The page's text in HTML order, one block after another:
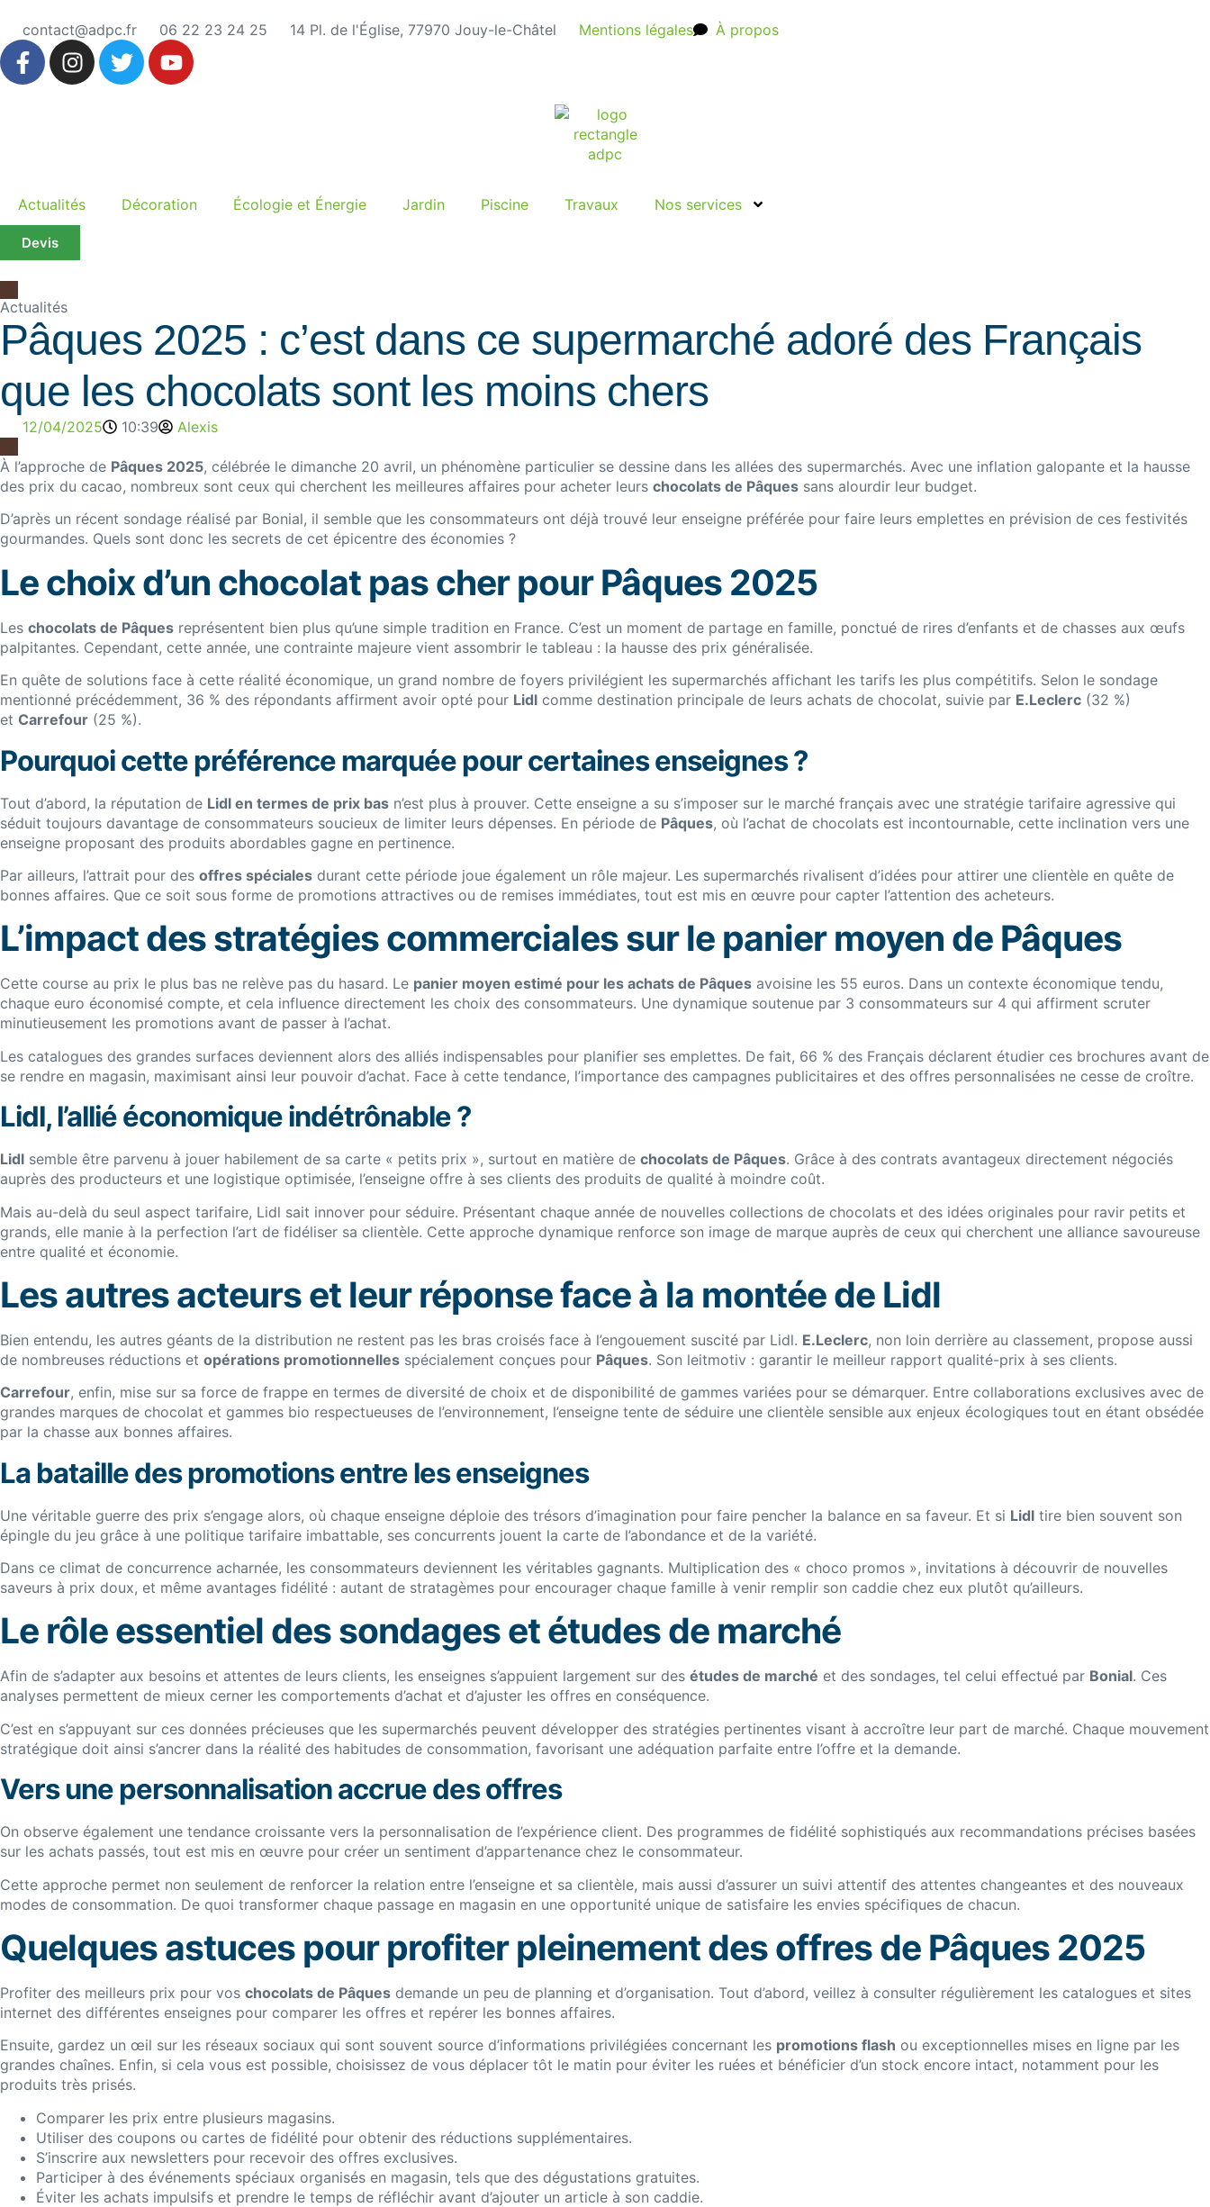
contact@adpc.fr 06 22 23 24 25 14 Pl. de l'Église, 77970 Jouy-le-Châtel Mentions légales À propos
Actualités Décoration Écologie et Énergie Jardin Piscine Travaux Nos services
Devis
Actualités
Pâques 2025 : c’est dans ce supermarché adoré des Français
que les chocolats sont les moins chers
12/04/2025 10:39 Alexis
À l’approche de Pâques 2025, célébrée le dimanche 20 avril, un phénomène particulier se dessine dans les allées des supermarchés. Avec une inflation galopante et la hausse
des prix du cacao, nombreux sont ceux qui cherchent les meilleures affaires pour acheter leurs chocolats de Pâques sans alourdir leur budget.
D’après un récent sondage réalisé par Bonial, il semble que les consommateurs ont déjà trouvé leur enseigne préférée pour faire leurs emplettes en prévision de ces festivités
gourmandes. Quels sont donc les secrets de cet épicentre des économies ?
Le choix d’un chocolat pas cher pour Pâques 2025
Les chocolats de Pâques représentent bien plus qu’une simple tradition en France. C’est un moment de partage en famille, ponctué de rires d’enfants et de chasses aux œufs
palpitantes. Cependant, cette année, une contrainte majeure vient assombrir le tableau : la hausse des prix généralisée.
En quête de solutions face à cette réalité économique, un grand nombre de foyers privilégient les supermarchés affichant les tarifs les plus compétitifs. Selon le sondage
mentionné précédemment, 36 % des répondants affirment avoir opté pour Lidl comme destination principale de leurs achats de chocolat, suivie par E.Leclerc (32 %)
et Carrefour (25 %).
Pourquoi cette préférence marquée pour certaines enseignes ?
Tout d’abord, la réputation de Lidl en termes de prix bas n’est plus à prouver. Cette enseigne a su s’imposer sur le marché français avec une stratégie tarifaire agressive qui
séduit toujours davantage de consommateurs soucieux de limiter leurs dépenses. En période de Pâques, où l’achat de chocolats est incontournable, cette inclination vers une
enseigne proposant des produits abordables gagne en pertinence.
Par ailleurs, l’attrait pour des offres spéciales durant cette période joue également un rôle majeur. Les supermarchés rivalisent d’idées pour attirer une clientèle en quête de
bonnes affaires. Que ce soit sous forme de promotions attractives ou de remises immédiates, tout est mis en œuvre pour capter l’attention des acheteurs.
L’impact des stratégies commerciales sur le panier moyen de Pâques
Cette course au prix le plus bas ne relève pas du hasard. Le panier moyen estimé pour les achats de Pâques avoisine les 55 euros. Dans un contexte économique tendu,
chaque euro économisé compte, et cela influence directement les choix des consommateurs. Une dynamique soutenue par 3 consommateurs sur 4 qui affirment scruter
minutieusement les promotions avant de passer à l’achat.
Les catalogues des grandes surfaces deviennent alors des alliés indispensables pour planifier ses emplettes. De fait, 66 % des Français déclarent étudier ces brochures avant de
se rendre en magasin, maximisant ainsi leur pouvoir d’achat. Face à cette tendance, l’importance des campagnes publicitaires et des offres personnalisées ne cesse de croître.
Lidl, l’allié économique indétrônable ?
Lidl semble être parvenu à jouer habilement de sa carte « petits prix », surtout en matière de chocolats de Pâques. Grâce à des contrats avantageux directement négociés
auprès des producteurs et une logistique optimisée, l’enseigne offre à ses clients des produits de qualité à moindre coût.
Mais au-delà du seul aspect tarifaire, Lidl sait innover pour séduire. Présentant chaque année de nouvelles collections de chocolats et des idées originales pour ravir petits et
grands, elle manie à la perfection l’art de fidéliser sa clientèle. Cette approche dynamique renforce son image de marque auprès de ceux qui cherchent une alliance savoureuse
entre qualité et économie.
Les autres acteurs et leur réponse face à la montée de Lidl
Bien entendu, les autres géants de la distribution ne restent pas les bras croisés face à l’engouement suscité par Lidl. E.Leclerc, non loin derrière au classement, propose aussi
de nombreuses réductions et opérations promotionnelles spécialement conçues pour Pâques. Son leitmotiv : garantir le meilleur rapport qualité-prix à ses clients.
Carrefour, enfin, mise sur sa force de frappe en termes de diversité de choix et de disponibilité de gammes variées pour se démarquer. Entre collaborations exclusives avec de
grandes marques de chocolat et gammes bio respectueuses de l’environnement, l’enseigne tente de séduire une clientèle sensible aux enjeux écologiques tout en étant obsédée
par la chasse aux bonnes affaires.
La bataille des promotions entre les enseignes
Une véritable guerre des prix s’engage alors, où chaque enseigne déploie des trésors d’imagination pour faire pencher la balance en sa faveur. Et si Lidl tire bien souvent son
épingle du jeu grâce à une politique tarifaire imbattable, ses concurrents jouent la carte de l’abondance et de la variété.
Dans ce climat de concurrence acharnée, les consommateurs deviennent les véritables gagnants. Multiplication des « choco promos », invitations à découvrir de nouvelles
saveurs à prix doux, et même avantages fidélité : autant de stratagèmes pour encourager chaque famille à venir remplir son caddie chez eux plutôt qu’ailleurs.
Le rôle essentiel des sondages et études de marché
Afin de s’adapter aux besoins et attentes de leurs clients, les enseignes s’appuient largement sur des études de marché et des sondages, tel celui effectué par Bonial. Ces
analyses permettent de mieux cerner les comportements d’achat et d’ajuster les offres en conséquence.
C’est en s’appuyant sur ces données précieuses que les supermarchés peuvent développer des stratégies pertinentes visant à accroître leur part de marché. Chaque mouvement
stratégique doit ainsi s’ancrer dans la réalité des habitudes de consommation, favorisant une adéquation parfaite entre l’offre et la demande.
Vers une personnalisation accrue des offres
On observe également une tendance croissante vers la personnalisation de l’expérience client. Des programmes de fidélité sophistiqués aux recommandations précises basées
sur les achats passés, tout est mis en œuvre pour créer un sentiment d’appartenance chez le consommateur.
Cette approche permet non seulement de renforcer la relation entre l’enseigne et sa clientèle, mais aussi d’assurer un suivi attentif des attentes changeantes et des nouveaux
modes de consommation. De quoi transformer chaque passage en magasin en une opportunité unique de satisfaire les envies spécifiques de chacun.
Quelques astuces pour profiter pleinement des offres de Pâques 2025
Profiter des meilleurs prix pour vos chocolats de Pâques demande un peu de planning et d’organisation. Tout d’abord, veillez à consulter régulièrement les catalogues et sites
internet des différentes enseignes pour comparer les offres et repérer les bonnes affaires.
Ensuite, gardez un œil sur les réseaux sociaux qui sont souvent source d’informations privilégiées concernant les promotions flash ou exceptionnelles mises en ligne par les
grandes chaînes. Enfin, si cela vous est possible, choisissez de vous déplacer tôt le matin pour éviter les ruées et bénéficier d’un stock encore intact, notamment pour les
produits très prisés.
Comparer les prix entre plusieurs magasins.
Utiliser des coupons ou cartes de fidélité pour obtenir des réductions supplémentaires.
S’inscrire aux newsletters pour recevoir des offres exclusives.
Participer à des événements spéciaux organisés en magasin, tels que des dégustations gratuites.
Éviter les achats impulsifs et prendre le temps de réfléchir avant d’ajouter un article à son caddie.